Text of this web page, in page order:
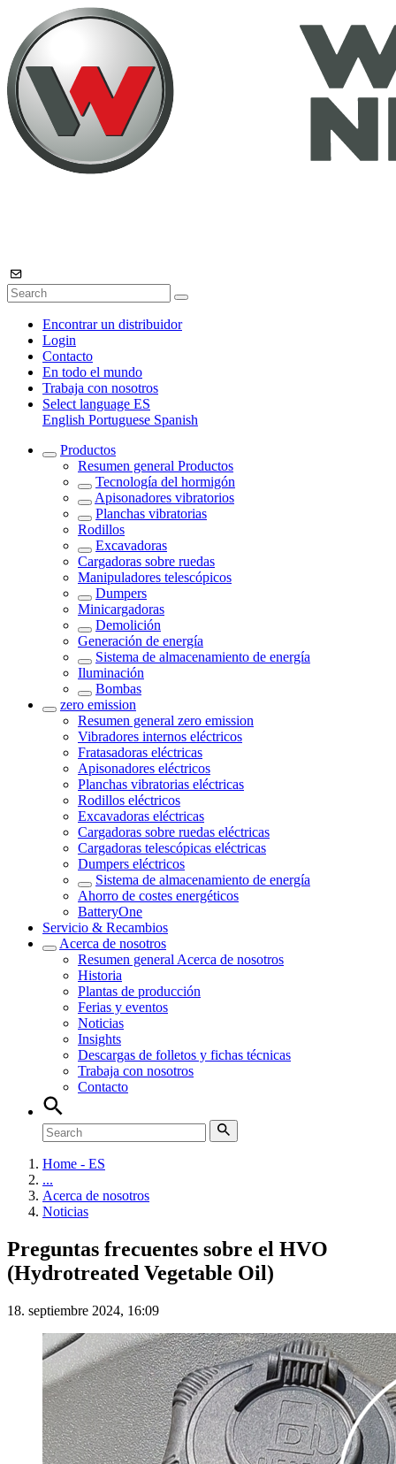
Encontrar un distribuidor
Login
Contacto
En todo el mundo
Trabaja con nosotros
Select language ES
English Portuguese Spanish
Productos
Resumen general Productos
Tecnología del hormigón
Apisonadores vibratorios
Planchas vibratorias
Rodillos
Excavadoras
Cargadoras sobre ruedas
Manipuladores telescópicos
Dumpers
Minicargadoras
Demolición
Generación de energía
Sistema de almacenamiento de energía
Iluminación
Bombas
zero emission
Resumen general zero emission
Vibradores internos eléctricos
Fratasadoras eléctricas
Apisonadores eléctricos
Planchas vibratorias eléctricas
Rodillos eléctricos
Excavadoras eléctricas
Cargadoras sobre ruedas eléctricas
Cargadoras telescópicas eléctricas
Dumpers eléctricos
Sistema de almacenamiento de energía
Ahorro de costes energéticos
BatteryOne
Servicio & Recambios
Acerca de nosotros
Resumen general Acerca de nosotros
Historia
Plantas de producción
Ferias y eventos
Noticias
Insights
Descargas de folletos y fichas técnicas
Trabaja con nosotros
Contacto
Home - ES
...
Acerca de nosotros
Noticias
Preguntas frecuentes sobre el HVO
(Hydrotreated Vegetable Oil)
18. septiembre 2024, 16:09